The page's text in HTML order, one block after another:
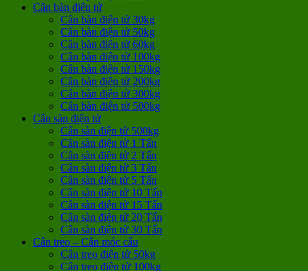
Cân bàn điện tử
Cân bàn điện tử 30kg
Cân bàn điện tử 50kg
Cân bàn điện tử 60kg
Cân bàn điện tử 100kg
Cân bàn điện tử 150kg
Cân bàn điện tử 200kg
Cân bàn điện tử 300kg
Cân bàn điện tử 500kg
Cân sàn điện tử
Cân sàn điện tử 500kg
Cân sàn điện tử 1 Tấn
Cân sàn điện tử 2 Tấn
Cân sàn điện tử 3 Tấn
Cân sàn điện tử 5 Tấn
Cân sàn điện tử 10 Tấn
Cân sàn điện tử 15 Tấn
Cân sàn điện tử 20 Tấn
Cân sàn điện tử 30 Tấn
Cân treo – Cân móc cẩu
Cân treo điện tử 50kg
Cân treo điện tử 100kg